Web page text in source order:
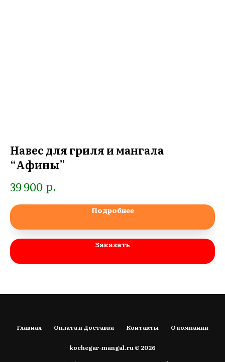
Навес для гриля и мангала
“Афины”
39 900 р.
Подробнее
Заказать
Главная Оплата и Доставка Контакты О компании
kochegar-mangal.ru © 2026